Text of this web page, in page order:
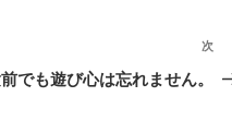
次
の
次
でも遊び心は忘れません。